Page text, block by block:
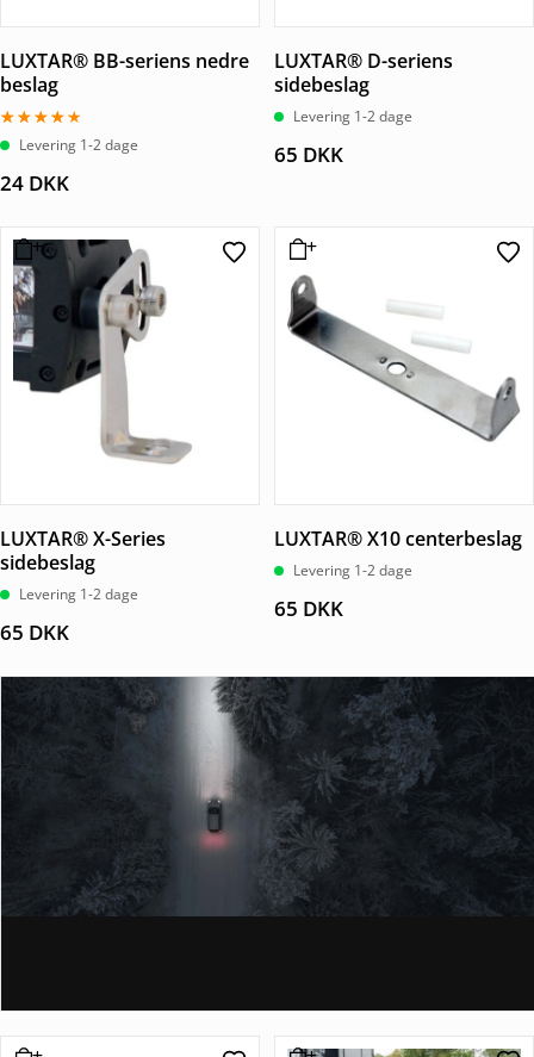
LUXTAR® BB-seriens nedre
beslag
Vurderet
4.00Levering 1-2 dage
24 DKK
LUXTAR® D-seriens
sidebeslag
Levering 1-2 dage
65 DKK
LUXTAR® X-Series
sidebeslag
Levering 1-2 dage
65 DKK
LUXTAR® X10 centerbeslag
Levering 1-2 dage
65 DKK